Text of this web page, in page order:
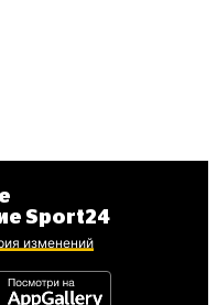
Sport24
изменений